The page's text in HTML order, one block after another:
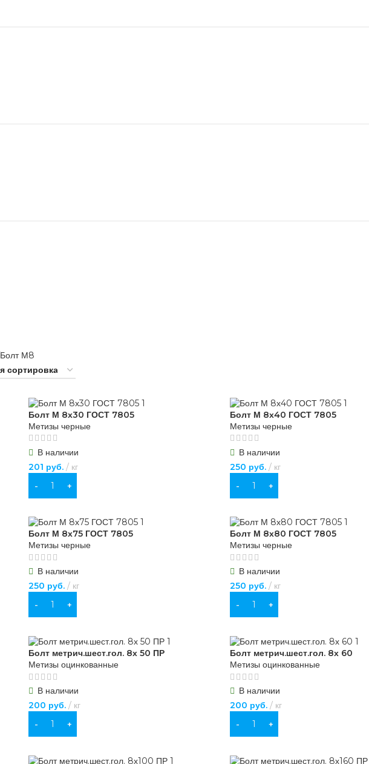
Болт М8
Болт М 8х30 ГОСТ 7805
Метизы черные
В наличии
201 руб. кг
В КОРЗИНУ
Болт М 8х40 ГОСТ 7805
Метизы черные
В наличии
250 руб. кг
В КОРЗИНУ
Болт М 8х75 ГОСТ 7805
Метизы черные
В наличии
250 руб. кг
В КОРЗИНУ
Болт М 8х80 ГОСТ 7805
Метизы черные
В наличии
250 руб. кг
В КОРЗИНУ
Болт метрич.шест.гол. 8х 50 ПР
Метизы оцинкованные
В наличии
200 руб. кг
В КОРЗИНУ
Болт метрич.шест.гол. 8х 60
Метизы оцинкованные
В наличии
200 руб. кг
В КОРЗИНУ